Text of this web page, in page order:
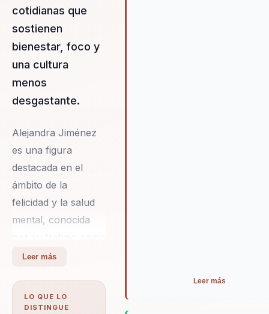
cotidianas que
sostienen
bienestar, foco y
una cultura
menos
desgastante.
Alejandra Jiménez
es una figura
destacada en el
ámbito de la
felicidad y la salud
mental, conocida
conferencista y
Durante más de una
década, Alejandra
Leer más
LO QUE LO
DISTINGUE
Leer más